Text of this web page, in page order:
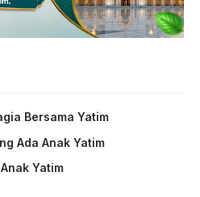
Bersama Yatim
Ada Anak Yatim
Yatim